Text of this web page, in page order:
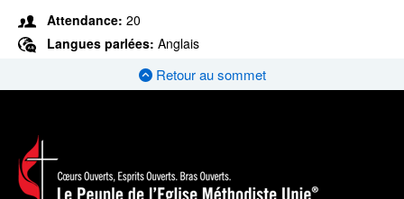
Attendance: 20
Langues parlées: Anglais
Retour au sommet